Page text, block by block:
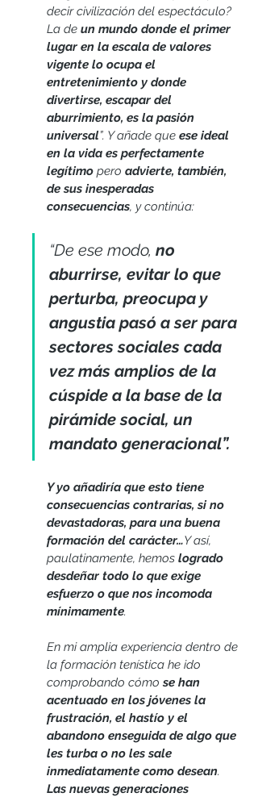
decir civilización del espectáculo?
La de un mundo donde el primer
lugar en la escala de valores
vigente lo ocupa el
entretenimiento y donde
divertirse, escapar del
aburrimiento, es la pasión
universal”. Y añade que ese ideal
en la vida es perfectamente
legítimo pero advierte, también,
de sus inesperadas
consecuencias, y continúa:
“De ese modo, no
aburrirse, evitar lo que
perturba, preocupa y
angustia pasó a ser para
sectores sociales cada
vez más amplios de la
cúspide a la base de la
pirámide social, un
mandato generacional”.
Y yo añadiría que esto tiene
consecuencias contrarias, si no
devastadoras, para una buena
formación del carácter…Y así,
paulatinamente, hemos logrado
desdeñar todo lo que exige
esfuerzo o que nos incomoda
mínimamente.
En mi amplia experiencia dentro de
la formación tenística he ido
comprobando cómo se han
acentuado en los jóvenes la
frustración, el hastío y el
abandono enseguida de algo que
les turba o no les sale
inmediatamente como desean.
Las nuevas generaciones